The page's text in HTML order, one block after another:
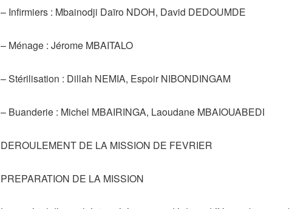
– Infirmiers : Mbainodji Daïro NDOH, David DEDOUMDE
– Ménage : Jérome MBAITALO
– Stérilisation : Dillah NEMIA, Espoir NIBONDINGAM
– Buanderie : Michel MBAIRINGA, Laoudane MBAIOUABEDI
DEROULEMENT DE LA MISSION DE FEVRIER
PREPARATION DE LA MISSION